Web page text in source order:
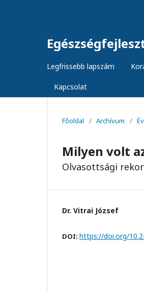
Legfrissebb lapszám
Kapcsolat
Főoldal / Archívum /
Milyen volt
Olvasottsági
Dr. Vitrai József
DOI: https://doi.org/